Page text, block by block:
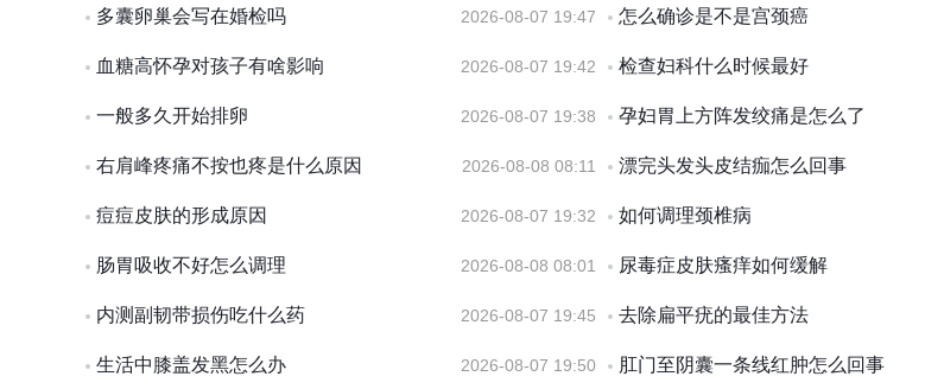
多囊卵巢会写在婚检吗 2026-08-07 19:47 怎么确诊是不是宫颈癌
血糖高怀孕对孩子有啥影响 2026-08-07 19:42 检查妇科什么时候最好
一般多久开始排卵 2026-08-07 19:38 孕妇胃上方阵发绞痛是怎么了
右肩峰疼痛不按也疼是什么原因 2026-08-08 08:11 漂完头发头皮结痂怎么回事
痘痘皮肤的形成原因 2026-08-07 19:32 如何调理颈椎病
肠胃吸收不好怎么调理 2026-08-08 08:01 尿毒症皮肤瘙痒如何缓解
内测副韧带损伤吃什么药 2026-08-07 19:45 去除扁平疣的最佳方法
生活中膝盖发黑怎么办 2026-08-07 19:50 肛门至阴囊一条线红肿怎么回事